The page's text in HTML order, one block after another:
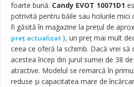
foarte bună. Candy EVOT 10071D1
potrivită pentru băile sau holurile mici
fi găsită în magazine la prețul de
preț actualizat), un preț mai mult
ceea ce oferă la schimb. Dacă vrei să
acestea încep din jurul sumei de 38
atractive. Modelul se remarcă în
reduse și capacitatea mare de